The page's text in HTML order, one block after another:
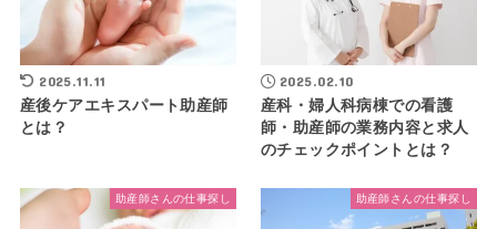
2025.11.11
産後ケアエキスパート助産師
とは？
2025.02.10
産科・婦人科病棟での看護
師・助産師の業務内容と求人
のチェックポイントとは？
助産師さんの仕事探し 助産師さんの仕事探し